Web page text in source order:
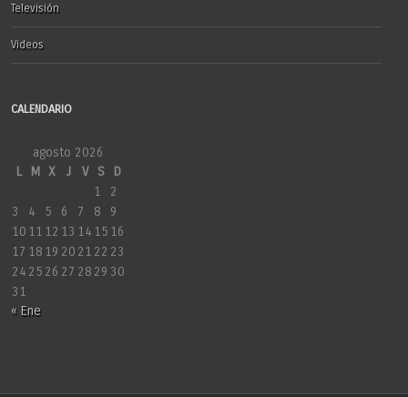
Televisión
Videos
CALENDARIO
agosto 2026
L
M X J V S
D
1
2
3
4 5 6 7 8
9
10 11 12 13 1415 16
17 18 19 20 21 22 23
2425 26 27 28 29 30
31
« Ene